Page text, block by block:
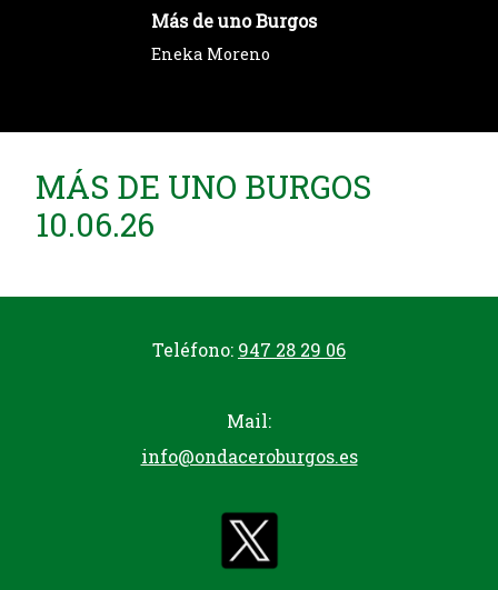
Más de uno Burgos
Eneka Moreno
MÁS DE UNO BURGOS
10.06.26
Teléfono: 947 28 29 06
Mail:
info@ondaceroburgos.es